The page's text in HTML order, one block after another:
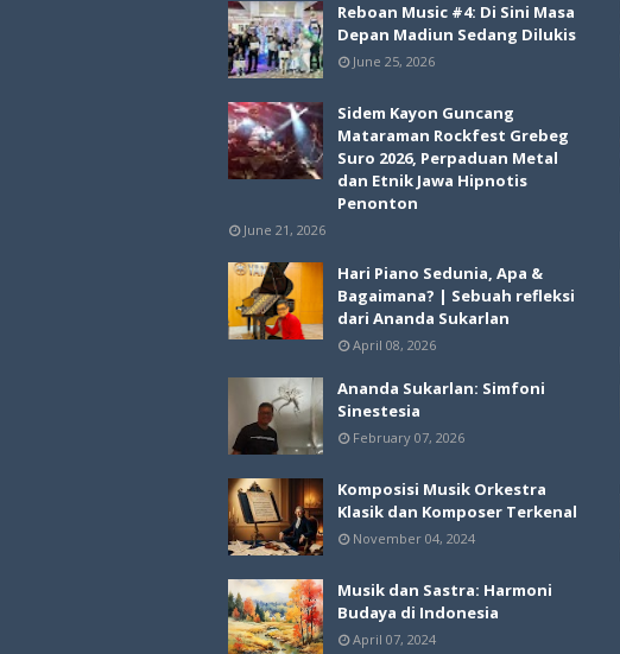
Reboan Music #4: Di Sini Masa
Depan Madiun Sedang Dilukis
June 25, 2026
Sidem Kayon Guncang
Mataraman Rockfest Grebeg
Suro 2026, Perpaduan Metal
dan Etnik Jawa Hipnotis
Penonton
June 21, 2026
Hari Piano Sedunia, Apa &
Bagaimana? | Sebuah refleksi
dari Ananda Sukarlan
April 08, 2026
Ananda Sukarlan: Simfoni
Sinestesia
February 07, 2026
Komposisi Musik Orkestra
Klasik dan Komposer Terkenal
November 04, 2024
Musik dan Sastra: Harmoni
Budaya di Indonesia
April 07, 2024